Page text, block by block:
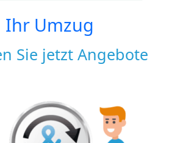
Ihr Umzug
Sie jetzt Angebote